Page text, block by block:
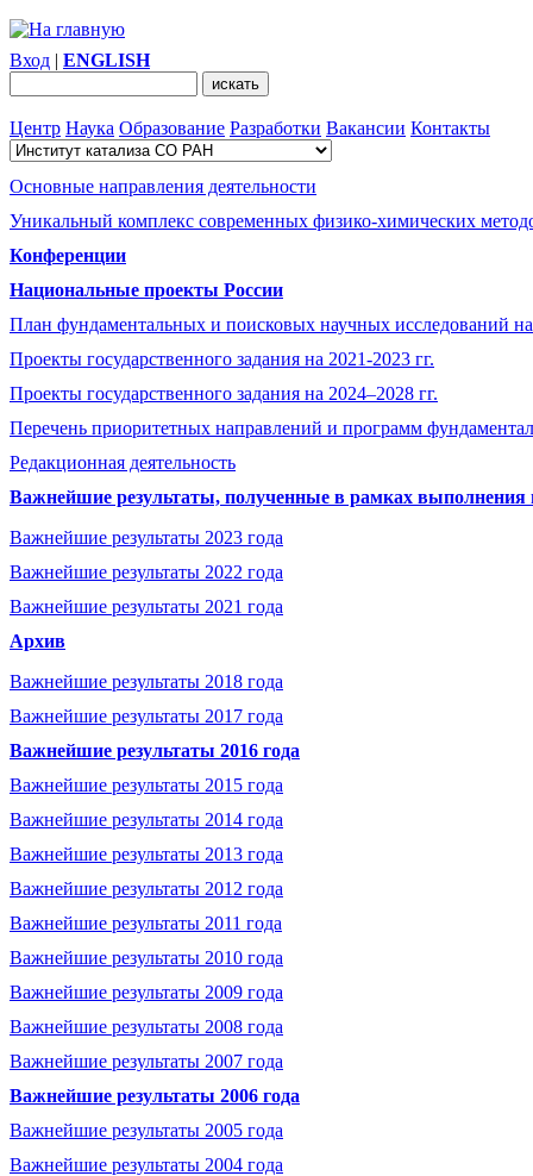
Вход | ENGLISH
Центр Наука Образование Разработки Вакансии Контакты
Основные направления деятельности
Уникальный комплекс современных физико-химических
Конференции
Национальные проекты России
План фундаментальных и поисковых научных исследований
Проекты государственного задания на 2021-2023 гг.
Проекты государственного задания на 2024–2028 гг.
Перечень приоритетных направлений и программ
Редакционная деятельность
Важнейшие результаты, полученные в рамках выполнения
Важнейшие результаты 2023 года
Важнейшие результаты 2022 года
Важнейшие результаты 2021 года
Архив
Важнейшие результаты 2018 года
Важнейшие результаты 2017 года
Важнейшие результаты 2016 года
Важнейшие результаты 2015 года
Важнейшие результаты 2014 года
Важнейшие результаты 2013 года
Важнейшие результаты 2012 года
Важнейшие результаты 2011 года
Важнейшие результаты 2010 года
Важнейшие результаты 2009 года
Важнейшие результаты 2008 года
Важнейшие результаты 2007 года
Важнейшие результаты 2006 года
Важнейшие результаты 2005 года
Важнейшие результаты 2004 года